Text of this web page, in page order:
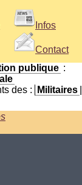
Infos
Contact
publique :
des :
Militaires